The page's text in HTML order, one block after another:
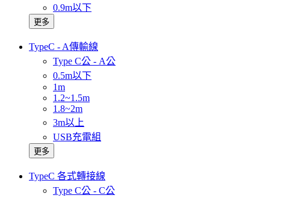
0.9m以下
更多
TypeC - A傳輸線
Type C公 - A公
0.5m以下
1m
1.2~1.5m
1.8~2m
3m以上
USB充電組
更多
TypeC 各式轉接線
Type C公 - C公